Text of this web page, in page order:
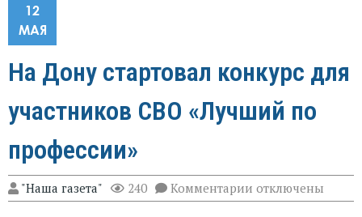
12
МАЯ
На Дону стартовал конкурс для
участников СВО «Лучший по
профессии»
"Наша газета" 240 Комментарии к
записи
отключены